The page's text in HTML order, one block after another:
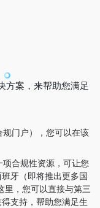
方案，来帮助您满足
规门户），您可以在该
项合规性资源，可让您
牙（即将推出更多国
里，您可以直接与第三
支持，帮助您满足生